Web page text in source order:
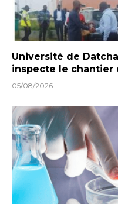
Université de
inspecte le chantier
05/08/2026